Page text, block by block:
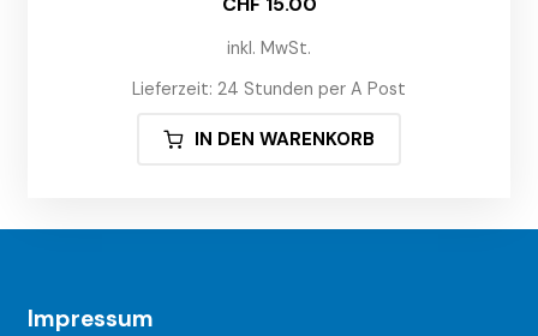
inkl. MwSt.
Lieferzeit: 24 Stunden per A Post
IN DEN WARENKORB
Impressum